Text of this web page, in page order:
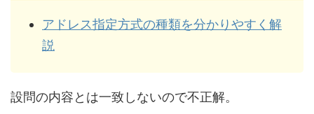
アドレス指定方式の種類を分かりやすく解
説
設問の内容とは一致しないので不正解。